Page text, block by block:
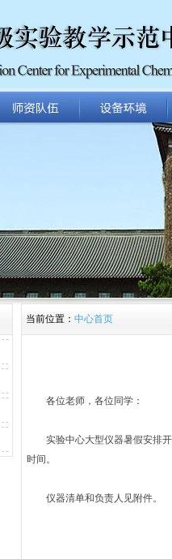
当前位置： 中心首页
各位老师，各位同学：
实验中心大型仪器暑假安排
时间。
仪器清单和负责人见附件。